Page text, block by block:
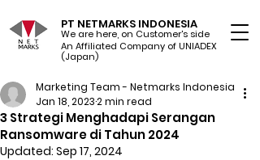
PT NETMARKS INDONESIA
We are here, on Customer's side
An Affiliated Company of UNIADEX Ltd.
(Japan)
3 Strategi Menghadapi Serangan
Ransomware di Tahun 2024
Marketing Team - Netmarks Indonesia
Jan 18, 20232 min read
Updated: Sep 17, 2024